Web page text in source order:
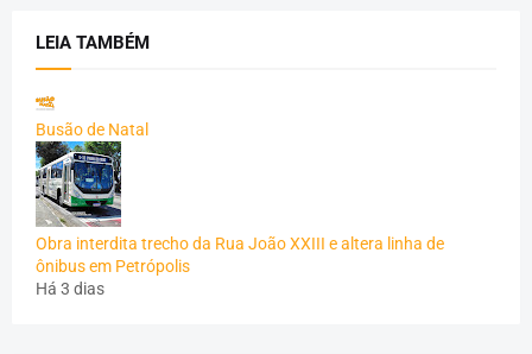
LEIA TAMBÉM
Busão de Natal
Obra interdita trecho da Rua João XXIII e altera linha de
ônibus em Petrópolis
Há 3 dias